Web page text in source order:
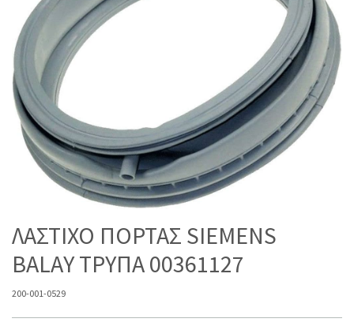
ΛΑΣΤΙΧΟ ΠΟΡΤΑΣ SIEMENS
BALAY ΤΡΥΠΑ 00361127
200-001-0529